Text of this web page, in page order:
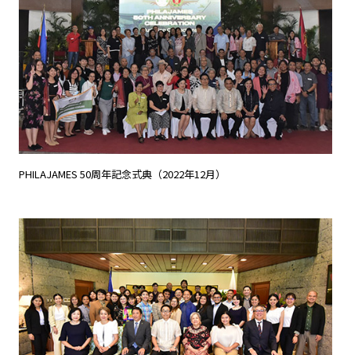
PHILAJAMES 50周年記念式典（2022年12月）